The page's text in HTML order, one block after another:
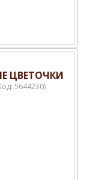
ЦВЕТОЧКИ
5644230)